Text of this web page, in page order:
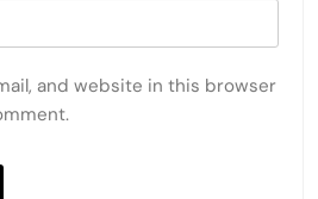
and website in this browser